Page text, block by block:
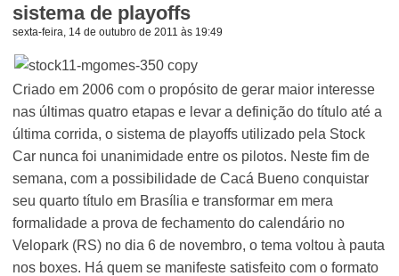
sistema de playoffs
sexta-feira, 14 de outubro de 2011 às 19:49
Criado em 2006 com o propósito de gerar maior interesse
nas últimas quatro etapas e levar a definição do título até a
última corrida, o sistema de playoffs utilizado pela Stock
Car nunca foi unanimidade entre os pilotos. Neste fim de
semana, com a possibilidade de Cacá Bueno conquistar
seu quarto título em Brasília e transformar em mera
formalidade a prova de fechamento do calendário no
Velopark (RS) no dia 6 de novembro, o tema voltou à pauta
nos boxes. Há quem se manifeste satisfeito com o formato